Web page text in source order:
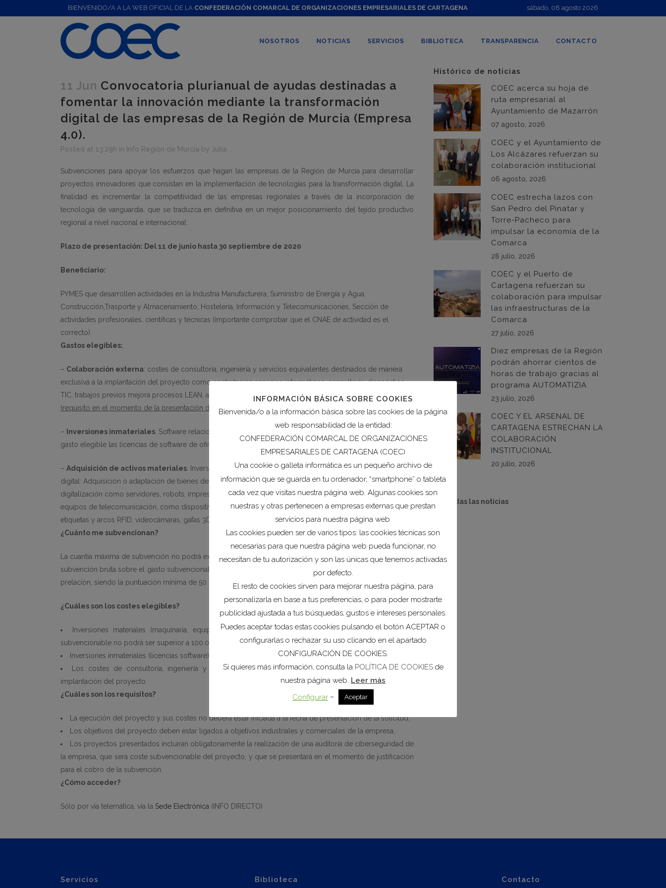
BIENVENIDO/A A LA WEB OFICIAL DE LA CONFEDERACIÓN COMARCAL DE ORGANIZACIONES EMPRESARIALES DE CARTAGENA sábado, 08 agosto 2026
NOSOTROS NOTICIAS SERVICIOS BIBLIOTECA TRANSPARENCIA CONTACTO
11 Jun Convocatoria plurianual de ayudas destinadas a
fomentar la innovación mediante la transformación
digital de las empresas de la Región de Murcia (Empresa
4.0).
Posted at 13:29h in Info Región de Murcia by Julia
Subvenciones para apoyar los esfuerzos que hagan las empresas de la Región de Murcia para desarrollar
proyectos innovadores que consistan en la implementación de tecnologías para la transformación digital. La
finalidad es incrementar la competitividad de las empresas regionales a través de la incorporación de
tecnología de vanguardia, que se traduzca en definitiva en un mejor posicionamiento del tejido productivo
regional a nivel nacional e internacional.
Plazo de presentación: Del 11 de junio hasta 30 septiembre de 2020
Beneficiario:
PYMES que desarrollen actividades en la Industria Manufacturera, Suministro de Energía y Agua,
Construcción,Trasporte y Almacenamiento, Hostelería, Información y Telecomunicaciones, Sección de
actividades profesionales, científicas y técnicas (importante comprobar que el CNAE de actividad es el
correcto).
Gastos elegibles:
– Colaboración externa: costes de consultoría, ingeniería y servicios equivalentes destinados de manera
exclusiva a la implantación del proyecto como contratación servicios informáticos, consultoría, diagnóstico
TIC, trabajos previos mejora procesos LEAN, adaptación de tecnologías,auditoría de ciberseguridad
(requisito en el momento de la presentación de la cuenta justificativa)
, etc.
– Inversiones inmateriales . Software relacionado con el desarrollo de los proyectos. Se excluye como
gasto elegible las licencias de software de ofimática.
– Adquisición de activos materiales . Inversiones productivas justificadas en el proyecto de transformación
digital: Adquisición o adaptación de bienes de equipo. Inversiones productivas justificadas en el proyecto de
digitalización como servidores, robots, impresoras 3D. Inversiones en hardware, sensores, automatismos y
equipos de telecomunicación, como dispositivos para controlar procesos de planta, lectores código barras,
etiquetas y arcos RFID, videocámaras, gafas 3D, etc.
¿Cuánto me subvencionan?
La cuantía máxima de subvención no podrá exceder de 100.000 euros, ni ser superior al 70% en términos de
subvención bruta sobre el gasto subvencionable. Este porcentaje se establecerá en función de un baremo de
prelación, siendo la puntuación mínima de 50 para que el proyecto sea subvencionado.
¿Cuáles son los costes elegibles?
Inversiones materiales (maquinaria, equipos, hardware y sistemas electrónicos). El importe máximo
subvencionable no podrá ser superior a 100.000 euros.
Inversiones inmateriales (licencias software) destinados de manera exclusiva la implantación del proyecto.
Los costes de consultoría, ingeniería y servicios equivalentes destinados de manera exclusiva a la
implantación del proyecto
¿Cuáles son los requisitos?
La ejecución del proyecto y sus costes no deberá estar iniciada a la fecha de presentación de la solicitud.
Los objetivos del proyecto deben estar ligados a objetivos industriales y comerciales de la empresa.
Los proyectos presentados incluirán obligatoriamente la realización de una auditoría de ciberseguridad de
la empresa, que será coste subvencionable del proyecto, y que se presentará en el momento de justificación
para el cobro de la subvención.
¿Cómo acceder?
Sólo por vía telemática, via la Sede Electrónica (INFO DIRECTO)
Histórico de noticias
COEC acerca su hoja de
ruta empresarial al
Ayuntamiento de Mazarrón
07 agosto, 2026
COEC y el Ayuntamiento de
Los Alcázares refuerzan su
colaboración institucional
06 agosto, 2026
COEC estrecha lazos con
San Pedro del Pinatar y
Torre-Pacheco para
impulsar la economía de la
Comarca
28 julio, 2026
COEC y el Puerto de
Cartagena refuerzan su
colaboración para impulsar
las infraestructuras de la
Comarca
27 julio, 2026
Diez empresas de la Región
podrán ahorrar cientos de
horas de trabajo gracias al
programa AUTOMATIZIA
23 julio, 2026
COEC Y EL ARSENAL DE
CARTAGENA ESTRECHAN LA
COLABORACIÓN
INSTITUCIONAL
20 julio, 2026
Ver todas las noticias
Servicios Biblioteca Contacto
INFORMACIÓN BÁSICA SOBRE COOKIES
Bienvenida/o a la información básica sobre las cookies de la página
web responsabilidad de la entidad:
CONFEDERACIÓN COMARCAL DE ORGANIZACIONES
EMPRESARIALES DE CARTAGENA (COEC)
Una cookie o galleta informática es un pequeño archivo de
información que se guarda en tu ordenador, “smartphone” o tableta
cada vez que visitas nuestra página web. Algunas cookies son
nuestras y otras pertenecen a empresas externas que prestan
servicios para nuestra página web.
Las cookies pueden ser de varios tipos: las cookies técnicas son
necesarias para que nuestra página web pueda funcionar, no
necesitan de tu autorización y son las únicas que tenemos activadas
por defecto.
El resto de cookies sirven para mejorar nuestra página, para
personalizarla en base a tus preferencias, o para poder mostrarte
publicidad ajustada a tus búsquedas, gustos e intereses personales.
Puedes aceptar todas estas cookies pulsando el botón ACEPTAR o
configurarlas o rechazar su uso clicando en el apartado
CONFIGURACIÓN DE COOKIES.
Si quieres más información, consulta la POLÍTICA DE COOKIESde
nuestra página web. Leer más
Configurar – Aceptar